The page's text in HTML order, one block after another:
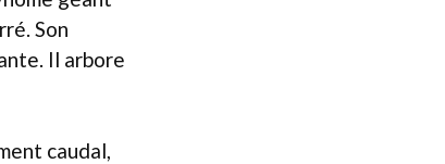
Son
Il arbore
caudal,